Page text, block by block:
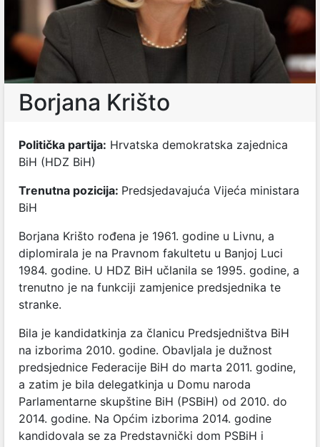
Borjana Krišto
Politička partija: Hrvatska demokratska zajednica
BiH (HDZ BiH)
Trenutna pozicija: Predsjedavajuća Vijeća ministara
BiH
Borjana Krišto rođena je 1961. godine u Livnu, a
diplomirala je na Pravnom fakultetu u Banjoj Luci
1984. godine. U HDZ BiH učlanila se 1995. godine, a
trenutno je na funkciji zamjenice predsjednika te
stranke.
Bila je kandidatkinja za članicu Predsjedništva BiH
na izborima 2010. godine. Obavljala je dužnost
predsjednice Federacije BiH do marta 2011. godine,
a zatim je bila delegatkinja u Domu naroda
Parlamentarne skupštine BiH (PSBiH) od 2010. do
2014. godine. Na Općim izborima 2014. godine
kandidovala se za Predstavnički dom PSBiH i